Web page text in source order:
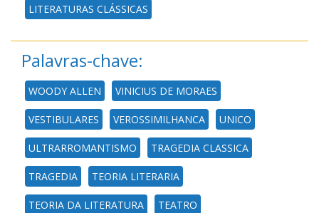
LITERATURAS CLÁSSICAS
Palavras-chave:
WOODY ALLEN VINICIUS DE MORAES
VESTIBULARES VEROSSIMILHANCA UNICO
ULTRARROMANTISMO TRAGEDIA CLASSICA
TRAGEDIA TEORIA LITERARIA
TEORIA DA LITERATURA TEATRO